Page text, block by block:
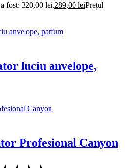
fost: 320,00 lei.289,00 leiPrețul
luciu anvelope,
Profesional Canyon